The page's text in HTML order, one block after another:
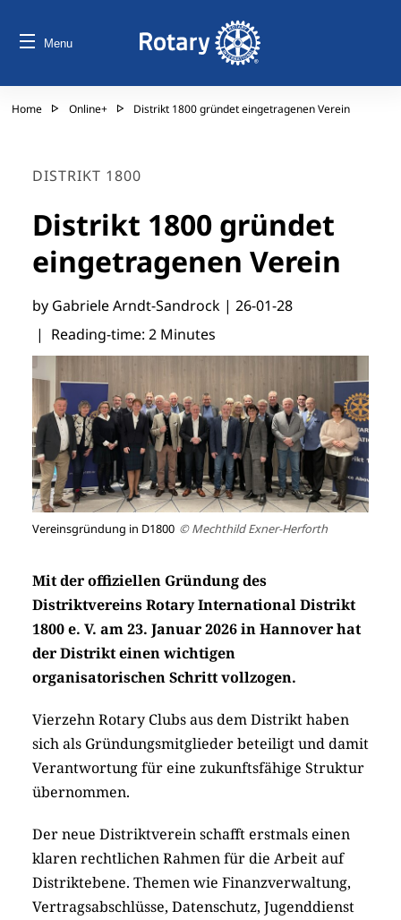
Menu
Home Online+ Distrikt 1800 gründet eingetragenen Verein
DISTRIKT 1800
Distrikt 1800 gründet
eingetragenen Verein
by Gabriele Arndt-Sandrock | 26-01-28
| Reading-time: 2 Minutes
Vereinsgründung in D1800 © Mechthild Exner-Herforth
Mit der offiziellen Gründung des
Distriktvereins Rotary International Distrikt
1800 e. V. am 23. Januar 2026 in Hannover hat
der Distrikt einen wichtigen
organisatorischen Schritt vollzogen.
Vierzehn Rotary Clubs aus dem Distrikt haben
sich als Gründungsmitglieder beteiligt und damit
Verantwortung für eine zukunftsfähige Struktur
übernommen.
Der neue Distriktverein schafft erstmals einen
klaren rechtlichen Rahmen für die Arbeit auf
Distriktebene. Themen wie Finanzverwaltung,
Vertragsabschlüsse, Datenschutz, Jugenddienst